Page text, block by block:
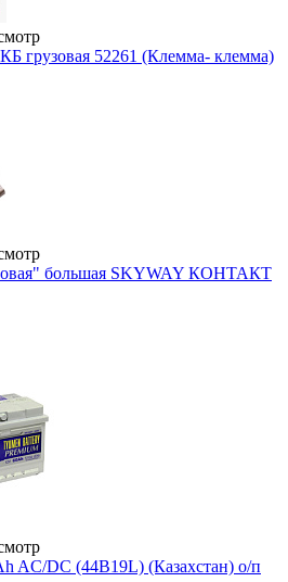
грузовая 52261 (Клемма- клемма)
большая SKYWAY КОНТАКТ
AC/DC (44B19L) (Казахстан) о/п